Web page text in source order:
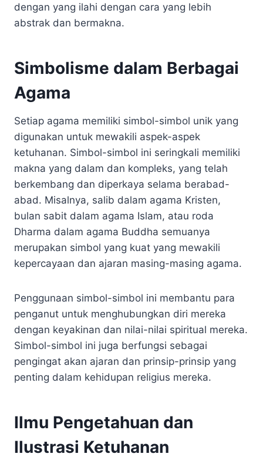
dengan yang ilahi dengan cara yang lebih
abstrak dan bermakna.
Simbolisme dalam Berbagai
Agama
Setiap agama memiliki simbol-simbol unik yang
digunakan untuk mewakili aspek-aspek
ketuhanan. Simbol-simbol ini seringkali memiliki
makna yang dalam dan kompleks, yang telah
berkembang dan diperkaya selama berabad-
abad. Misalnya, salib dalam agama Kristen,
bulan sabit dalam agama Islam, atau roda
Dharma dalam agama Buddha semuanya
merupakan simbol yang kuat yang mewakili
kepercayaan dan ajaran masing-masing agama.
Penggunaan simbol-simbol ini membantu para
penganut untuk menghubungkan diri mereka
dengan keyakinan dan nilai-nilai spiritual mereka.
Simbol-simbol ini juga berfungsi sebagai
pengingat akan ajaran dan prinsip-prinsip yang
penting dalam kehidupan religius mereka.
Ilmu Pengetahuan dan
Ilustrasi Ketuhanan